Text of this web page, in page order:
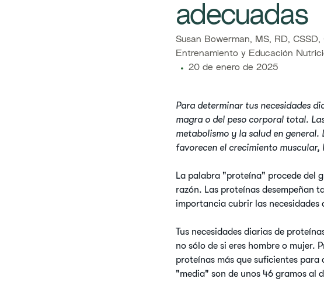
adecuadas
Susan Bowerman, MS, RD,
Entrenamiento y Educación
20 de enero de 2025
Para determinar tus necesidades
magra o del peso corporal total.
metabolismo y la salud en general.
favorecen el crecimiento
La palabra "proteína" procede del
razón. Las proteínas desempeñan
importancia cubrir las
Tus necesidades diarias de
no sólo de si eres hombre o mujer.
proteínas más que suficientes para
"media" son de unos 46 gramos al